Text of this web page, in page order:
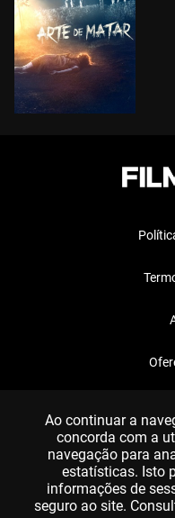
Ao continuar a
concorda com a
navegação para
estatísticas. Isto
informações de
seguro ao site.